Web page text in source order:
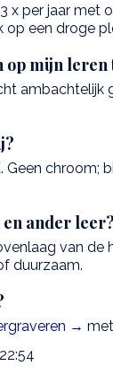
x per jaar
een droge
mijn leren
ambachtelijk
chroom;
en ander leer?
van
duurzaam.
→